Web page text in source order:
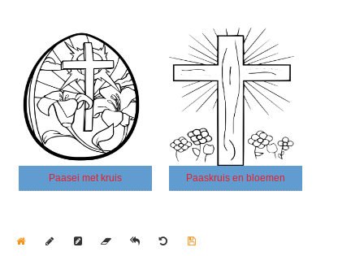
Paasei met kruis Paaskruis en bloemen